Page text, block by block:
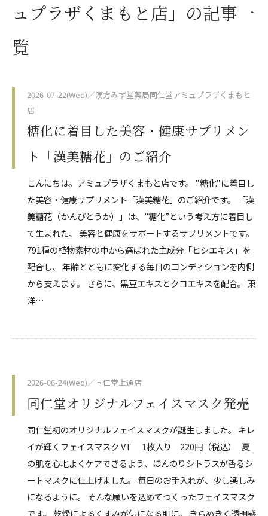
ュプラザくまもと店」の記事一
覧
2026-07-22(Wed)／漢方みず堂薬局同仁堂アミュプラザくまもと
店
糖化に着目した美容・健康サプリメン
ト「漢美糖花」のご紹介
こんにちは。アミュプラザくまもと店です。 ”糖化”に着目し
た美容・健康サプリメント「漢美糖花」のご紹介です。 「漢
美糖花（かんびとうか）」は、”糖化”という考え方に着目し
て生まれた、 美容と健康をサポートするサプリメントです。
791種の植物素材の中から選ばれた主成分「ヒシエキス」を
配合し、 年齢とともに変化する毎日のコンディションを内側
から支えます。 さらに、黒豆エキスとクコエキスを配合。 東
洋…
2026-06-24(Wed)／同仁堂上通店
同仁堂オリジナルフェイスマスク発売
同仁堂初のオリジナルフェイスマスクが誕生しました。 キレ
イが輝くフェイスマスク VT 1枚入り 220円（税込） 夏
の肌を心地よくケアできるよう、ほんのりシトラスが香るシ
ートマスクに仕上げました。 毎日のお手入れが、少し楽しみ
になるように。 そんな願いを込めてつくったフェイスマスク